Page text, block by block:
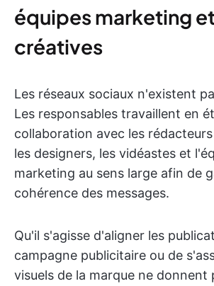
équipes marketing
créatives
Les réseaux sociaux n'existent
Les responsables travaillent en
collaboration avec les
les designers, les vidéastes et
marketing au sens large afin de
cohérence des messages.
Qu'il s'agisse d'aligner les
campagne publicitaire ou de
visuels de la marque ne donnent